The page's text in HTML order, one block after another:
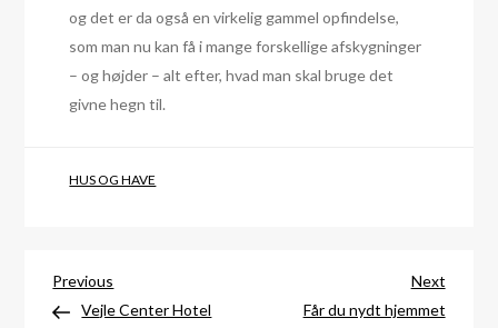
og det er da også en virkelig gammel opfindelse,
som man nu kan få i mange forskellige afskygninger
– og højder – alt efter, hvad man skal bruge det
givne hegn til.
HUS OG HAVE
Indlægsnavigation
Previous
Post
Previous
Vejle Center Hotel
Next
Post
Next
Får du nydt hjemmet